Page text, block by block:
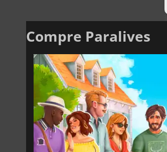
Compre Paralives